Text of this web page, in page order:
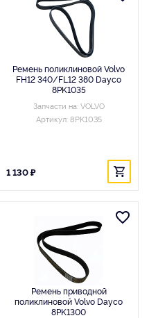
Ремень поликлиновой Volvo
FH12 340/FL12 380 Dayco
8PK1035
Запчасти на: VOLVO
Артикул: 8PK1035
1 130 ₽
Ремень приводной
поликлиновой Volvo Dayco
8PK1300